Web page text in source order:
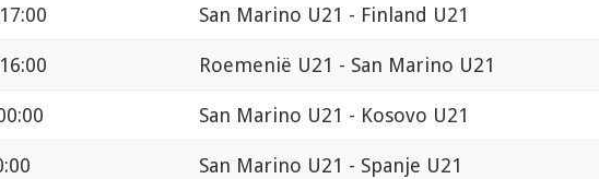
San Marino U21 - Finland U21
Roemenië U21 - San Marino U21
San Marino U21 - Kosovo U21
San Marino U21 - Spanje U21